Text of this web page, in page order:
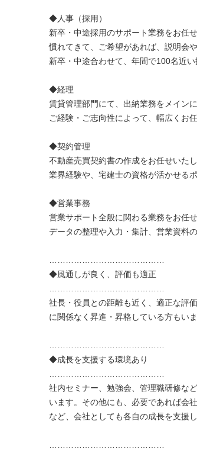
◆人事（採用）
新卒・中途採用のサポート業務をお任せ
慣れてきて、ご希望があれば、説明会
新卒・中途合わせて、年間で100名近い
◆経理
賃貸管理部門にて、出納業務をメイン
ご経験・ご志向性によって、幅広くお
◆契約管理
不動産売買契約書の作成をお任せいたし
業界経験や、宅建士の資格が活かせるポ
◆営業事務
営業サポート全般に関わる業務をお任せ
データの整理や入力・集計、営業資料
◆風通しが良く、評価も適正
社長・役員との距離も近く、適正な評
に関係なく昇進・昇格している方もいま
◆成長を支援する環境あり
社内セミナー、勉強会、管理職研修な
います。その他にも、必要であれば会
など、会社としても各自の成長を支援し